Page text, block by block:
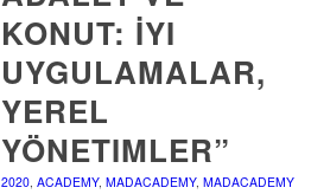
KONUT: İYI
UYGULAMALAR,
YEREL
YÖNETIMLER”
2020, ACADEMY, MADACADEMY, MADACADEMY